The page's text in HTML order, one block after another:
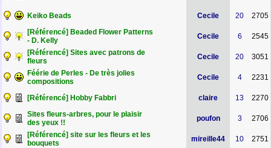
Keiko Beads Cecile 20
2705
[Référencé] Beaded Flower Patterns
- D. Kelly
Cecile 6
2545
[Référencé] Sites avec patrons de
fleurs
Cecile 20
3051
Féérie de Perles - De très jolies
compositions
Cecile 4 2231
[Référencé] Hobby Fabbri claire 13
2270
Sites fleurs-arbres, pour le plaisir
des yeux !!
poufon 3
2706
[Référencé] site sur les fleurs et les
bouquets
mireille44 10 2751